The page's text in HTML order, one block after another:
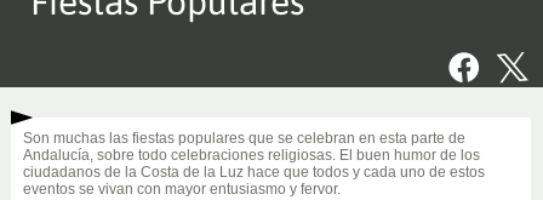
Son muchas las fiestas populares que se celebran en esta parte de
Andalucía, sobre todo celebraciones religiosas. El buen humor de los
ciudadanos de la Costa de la Luz hace que todos y cada uno de estos
eventos se vivan con mayor entusiasmo y fervor.